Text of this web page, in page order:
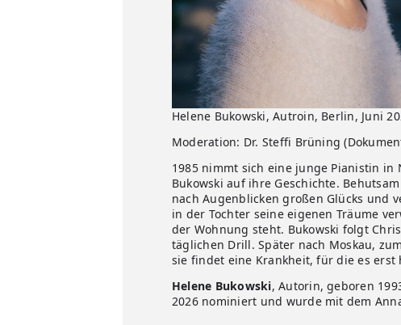
Helene Bukowski, Autroin, Berlin, Juni
Moderation: Dr. Steffi Brüning
1985 nimmt sich eine junge Pianistin
Bukowski auf ihre Geschichte.
nach Augenblicken großen Glücks und
in der Tochter seine eigenen Träume
der Wohnung steht. Bukowski folgt
täglichen Drill. Später nach Moskau,
sie findet eine Krankheit, für die es erst
Helene Bukowski, Autorin, geboren
2026 nominiert und wurde mit dem